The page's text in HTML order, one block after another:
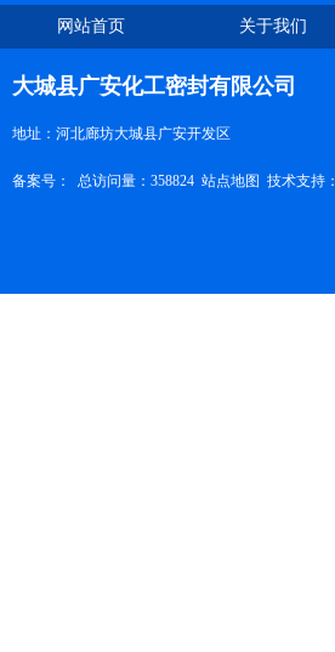
网站首页 关于我们
大城县广安化工密封有限公司
地址：河北廊坊大城县广安开发区
备案号： 总访问量：358824 站点地图 技术支持：